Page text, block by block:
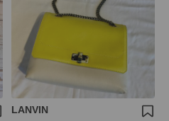
LANVIN